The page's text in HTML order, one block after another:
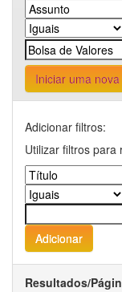
Iniciar uma
Adicionar filtros:
Utilizar filtros para
Resultados/